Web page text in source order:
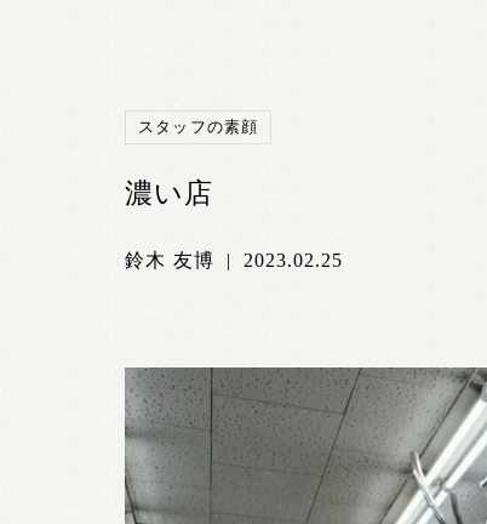
スタッフの素顔
濃い店
鈴木 友博 | 2023.02.25